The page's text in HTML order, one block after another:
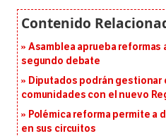
Asamblea aprueba reformas
segundo debate
Diputados podrán gestionar
comunidades con el nuevo
Polémica reforma permite a
en sus circuitos